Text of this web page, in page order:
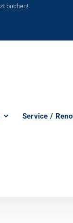
buchen!
Service /